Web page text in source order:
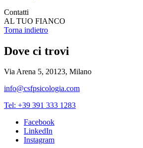
Contatti
AL TUO FIANCO
Torna indietro
Dove ci trovi
Via Arena 5, 20123, Milano
info@csfpsicologia.com
Tel: +39 391 333 1283
Facebook
LinkedIn
Instagram